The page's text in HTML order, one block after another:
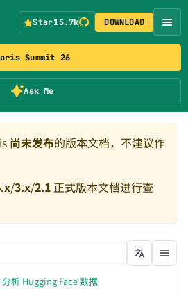
Summit 26
Ask Me
Star15.7k DOWNLOAD
尚未发布的版本文档，不建议作
/3.x/2.1正式版本文档进行查
分析 Hugging Face 数据